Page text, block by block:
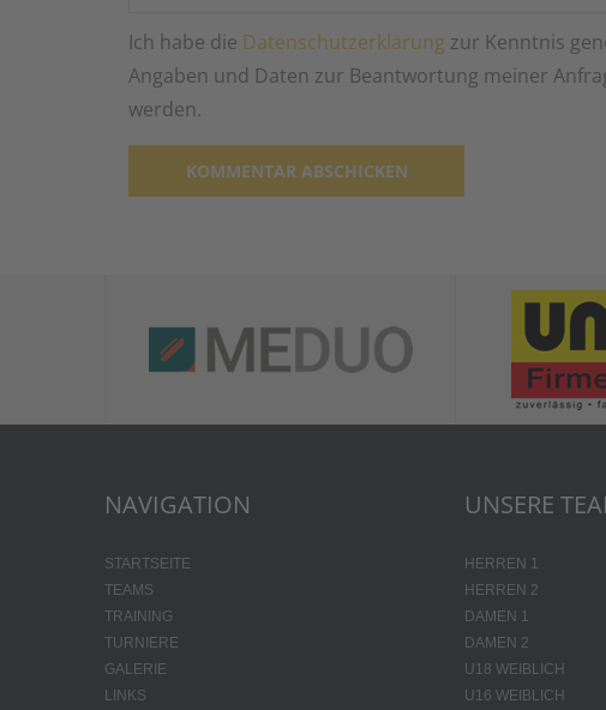
Ich habe die Datenschutzerklärung zur Kenntnis
Angaben und Daten zur Beantwortung meiner
werden.
NAVIGATION
STARTSEITE
TEAMS
TRAINING
TURNIERE
GALERIE
LINKS
UNSERE
HERREN 1
HERREN 2
DAMEN 1
DAMEN 2
U18 WEIBLICH
U16 WEIBLICH